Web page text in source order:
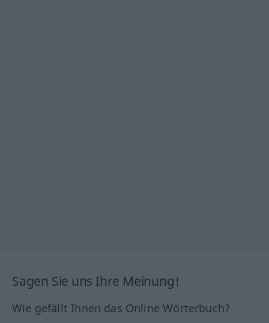
Sagen Sie uns Ihre Meinung!
Wie gefällt Ihnen das Online Wörterbuch?